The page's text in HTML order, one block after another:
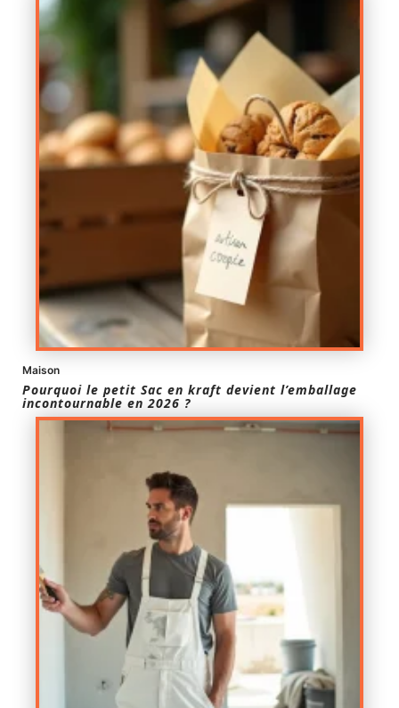
Maison
Pourquoi le petit Sac en kraft devient l’emballage
incontournable en 2026 ?